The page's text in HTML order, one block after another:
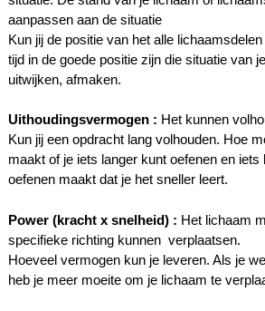
aanpassen aan de situatie
Kun jij de positie van het alle
tijd in de goede positie zijn die situatie van
uitwijken, afmaken.
Uithoudingsvermogen : Het kunnen
Kun jij een opdracht lang volhouden. Hoe
maakt of je iets langer kunt oefenen en iets
oefenen maakt dat je het sneller leert.
Power (kracht x snelheid) : Het lichaam
specifieke richting kunnen verplaatsen.
Hoeveel vermogen kun je leveren. Als je
heb je meer moeite om je lichaam te